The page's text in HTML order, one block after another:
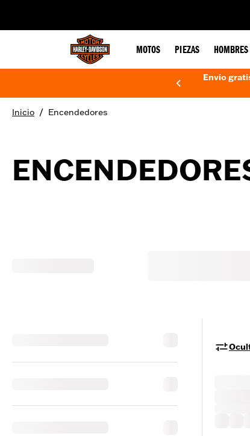
MOTOS PIEZAS HOMBRES
Envío
Inicio / Encendedores